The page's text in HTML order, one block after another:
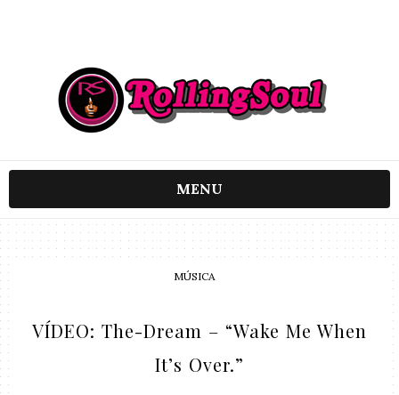
MENU
MÚSICA
VÍDEO: The-Dream – “Wake Me When
It’s Over.”